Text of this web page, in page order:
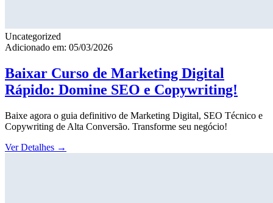
Uncategorized
Adicionado em: 05/03/2026
Baixar Curso de Marketing Digital
Rápido: Domine SEO e Copywriting!
Baixe agora o guia definitivo de Marketing Digital, SEO Técnico e
Copywriting de Alta Conversão. Transforme seu negócio!
Ver Detalhes →